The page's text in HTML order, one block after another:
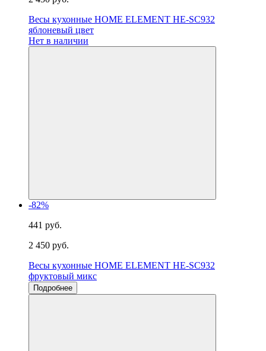
Весы кухонные HOME ELEMENT HE-SC932
яблоневый цвет
Нет в наличии
-82%
441 руб.
2 450 руб.
Весы кухонные HOME ELEMENT HE-SC932
фруктовый микс
Подробнее